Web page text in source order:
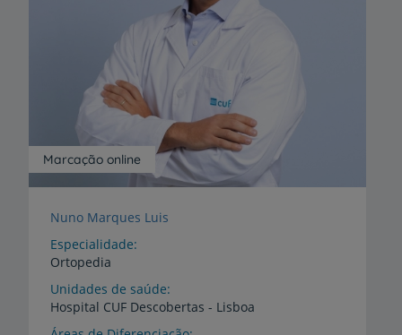
Marcação online
Nuno Marques Luis
Especialidade
Ortopedia
Unidades de saúde
Hospital CUF Descobertas - Lisboa